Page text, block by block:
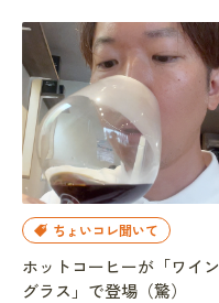
ちょいコレ聞いて
ホットコーヒーが「ワイン
グラス」で登場（驚）